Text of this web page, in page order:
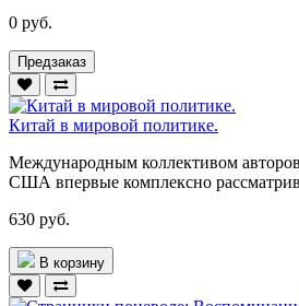
0 руб.
Предзаказ
Китай в мировой политике.
Международным коллективом
США впервые комплексно
630 руб.
В корзину